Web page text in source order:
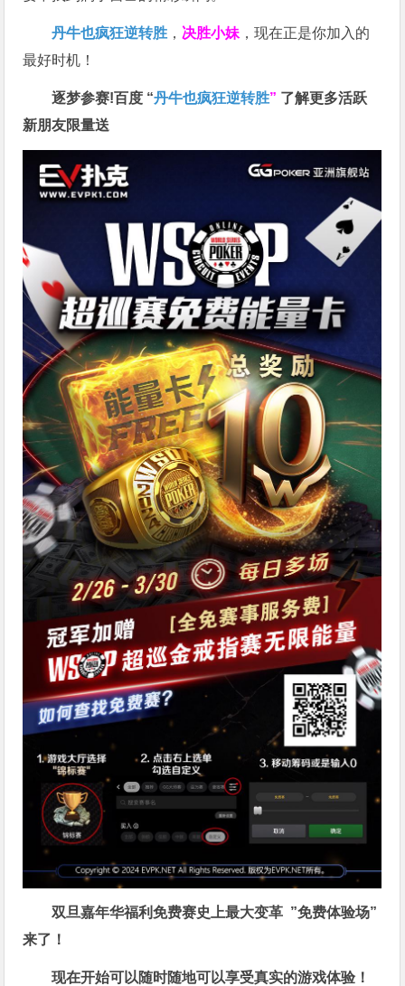
丹牛也疯狂逆转胜 ， 决胜小妹 ，现在正是你加入的
最好时机！
逐梦参赛!百度 “丹牛也疯狂逆转胜” 了解更多活跃
新朋友限量送
双旦嘉年华福利免费赛史上最大变革 ”免费体验场”
来了！
现在开始可以随时随地可以享受真实的游戏体验！